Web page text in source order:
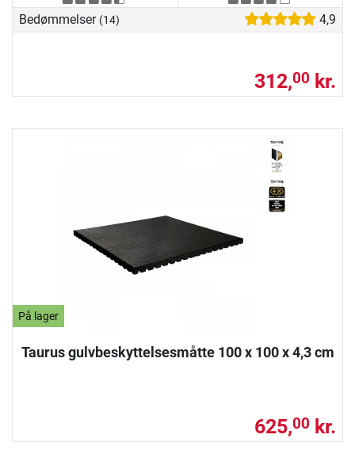
Bedømmelser (14) 4,9
312,00 kr.
På lager
Taurus gulvbeskyttelsesmåtte 100 x 100 x 4,3 cm
625,00 kr.